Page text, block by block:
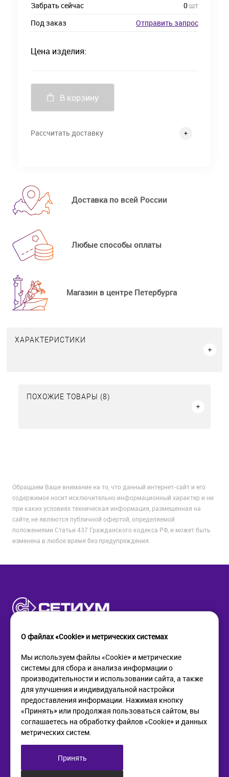
Забрать сейчас 0 шт
Под заказ
Отправить запрос
Цена изделия:
В корзину
Рассчитать доставку
Доставка по всей России
Любые способы оплаты
Магазин в центре Петербурга
ХАРАКТЕРИСТИКИ
ПОХОЖИЕ ТОВАРЫ (8)
Обращаем Ваше внимание на то, что данный интернет-сайт и его
содержимое носит исключительно информационный характер и ни
при каких условиях техническая информация, размещенная на
сайте, не являются публичной офертой, определяемой
положениями Статьи 437 Гражданского кодекса РФ, и может быть
изменена в любое время без предупреждения.
КОМПАНИЯ
О компании
Новости
Контакты
ПОМОЩЬ
Как купить
Доставка
Возврат
ИНФОРМАЦИЯ
Политика в отношении
обработки персональных
web@setium.ru
Малый пр. П.С., д 84-86
О файлах «Cookie» и метрических системах
Мы используем файлы «Cookie» и метрические
системы для сбора и анализа информации о
производительности и использовании сайта, а также
для улучшения и индивидуальной настройки
предоставления информации. Нажимая кнопку
«Принять» или продолжая пользоваться сайтом, вы
соглашаетесь на обработку файлов «Cookie» и данных
метрических систем.
Принять